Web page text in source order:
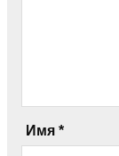
Имя *